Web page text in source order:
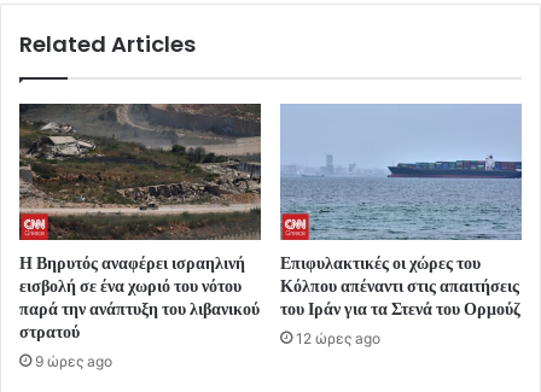
Related Articles
Η Βηρυτός αναφέρει ισραηλινή
εισβολή σε ένα χωριό του νότου
παρά την ανάπτυξη του λιβανικού
στρατού
9 ώρες ago
Επιφυλακτικές οι χώρες του
Κόλπου απέναντι στις απαιτήσεις
του Ιράν για τα Στενά του Ορμούζ
12 ώρες ago